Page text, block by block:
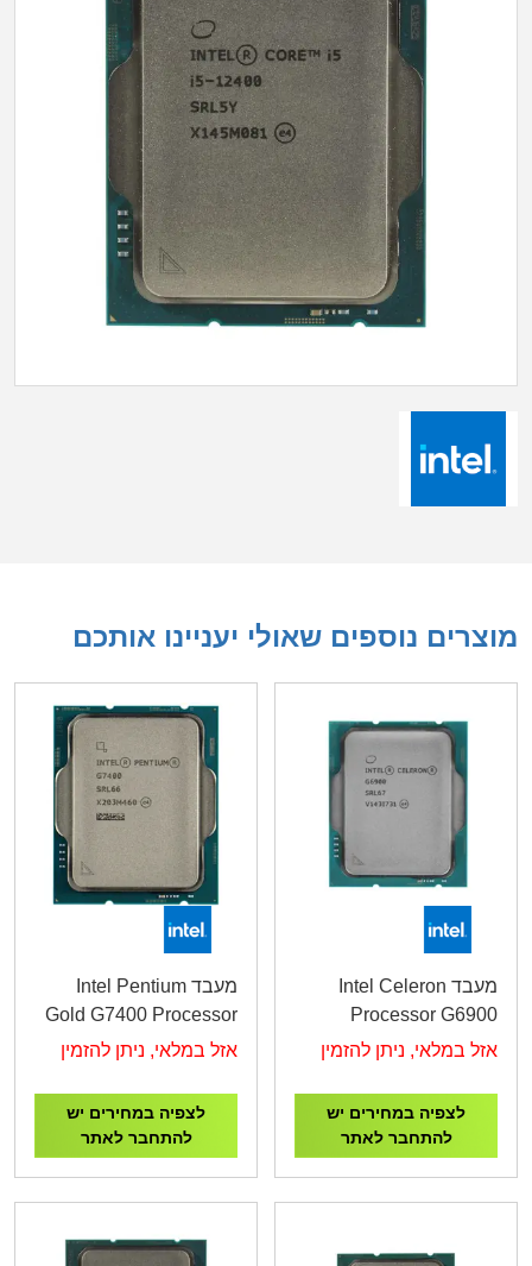
מוצרים נוספים שאולי יעניינו אותכם
מעבד Intel Celeron
Processor G6900
3.4GHz
אזל במלאי, ניתן להזמין
לצפיה במחירים יש
להתחבר לאתר
מעבד Intel Pentium
Gold G7400 Processor
3.7GHz
אזל במלאי, ניתן להזמין
לצפיה במחירים יש
להתחבר לאתר